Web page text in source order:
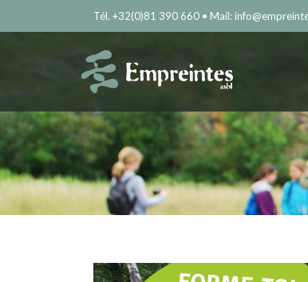
Tél. +32(0)81 390 660 • Mail: